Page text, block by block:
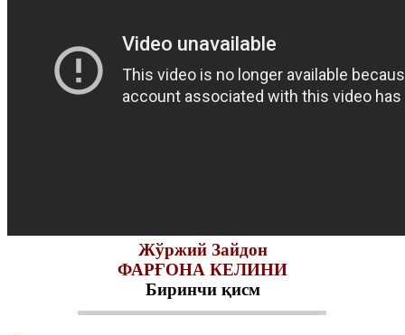
Жўржий Зайдон
ФАРҒОНА КЕЛИНИ
Биринчи қисм